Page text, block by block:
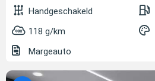
Handgeschakeld
118 g/km
Margeauto